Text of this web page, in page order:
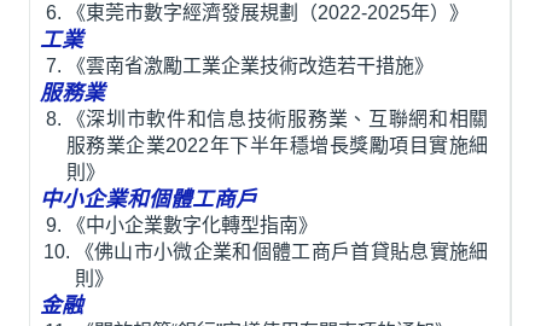
《東莞市數字經濟發展規劃（2022-2025年）》
工業
《雲南省激勵工業企業技術改造若干措施》
服務業
《深圳市軟件和信息技術服務業、互聯網和相關
服務業企業2022年下半年穩增長獎勵項目實施細
則》
中小企業和個體工商戶
《中小企業數字化轉型指南》
《佛山市小微企業和個體工商戶首貸貼息實施細
則》
金融